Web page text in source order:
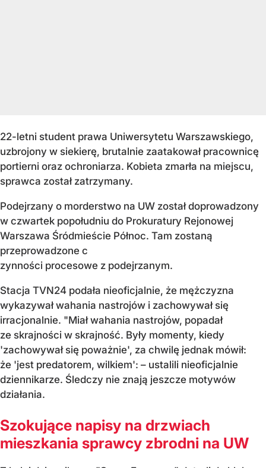
22-letni student prawa Uniwersytetu Warszawskiego,
uzbrojony w siekierę, brutalnie zaatakował pracownicę
portierni oraz ochroniarza. Kobieta zmarła na miejscu,
sprawca został zatrzymany.
Podejrzany o morderstwo na UW został doprowadzony
w czwartek popołudniu do Prokuratury Rejonowej
Warszawa Śródmieście Północ. Tam zostaną
przeprowadzone c
zynności procesowe z podejrzanym.
Stacja TVN24 podała nieoficjalnie, że mężczyzna
wykazywał wahania nastrojów i zachowywał się
irracjonalnie. "Miał wahania nastrojów, popadał
ze skrajności w skrajność. Były momenty, kiedy
'zachowywał się poważnie', za chwilę jednak mówił:
że 'jest predatorem, wilkiem': – ustalili nieoficjalnie
dziennikarze. Śledczy nie znają jeszcze motywów
działania.
Szokujące napisy na drzwiach
mieszkania sprawcy zbrodni na UW